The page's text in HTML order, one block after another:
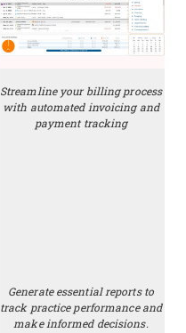
Streamline your billing process
with automated invoicing and
payment tracking
Generate essential reports to
track practice performance and
make informed decisions.